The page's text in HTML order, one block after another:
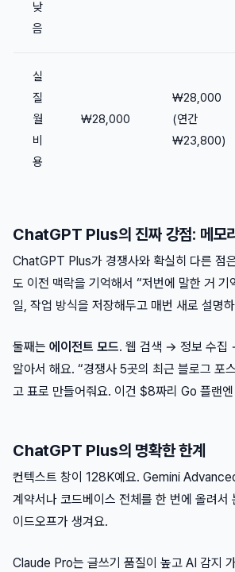
낮
음
실
질
월
비
용
₩28,000
₩28,000
(연간
₩23,800)
ChatGPT Plus의 진짜 강점: 메모
ChatGPT Plus가 경쟁사와 확실히 다른 점
도 이전 맥락을 기억해서 “저번에 말한 거
일, 작업 방식을 저장해두고 매번 새로 설명
둘째는 에이전트 모드. 웹 검색 → 정보 수집
알아서 해요. “경쟁사 5곳의 최근 블로그 포
고 표로 만들어줘요. 이건 $8짜리 Go 플랜
ChatGPT Plus의 명확한 한계
컨텍스트 창이 128K예요. Gemini
계약서나 코드베이스 전체를 한 번에 올려
이드오프가 생겨요.
Claude Pro는 글쓰기 품질이 높고 AI 감지